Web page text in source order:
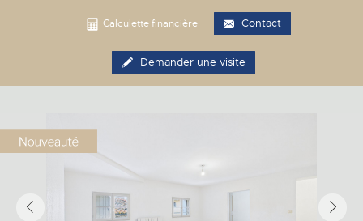
Calculette financière Contact
Demander une visite